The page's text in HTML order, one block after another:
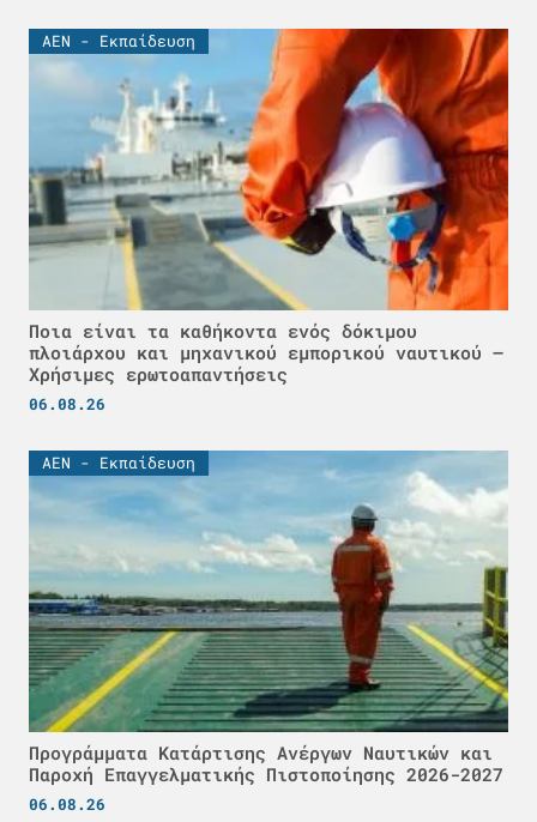
ΑΕΝ - Εκπαίδευση
Ποια είναι τα καθήκοντα ενός δόκιμου
πλοιάρχου και μηχανικού εμπορικού ναυτικού –
Χρήσιμες ερωτοαπαντήσεις
06.08.26
ΑΕΝ - Εκπαίδευση
Προγράμματα Κατάρτισης Ανέργων Ναυτικών και
Παροχή Επαγγελματικής Πιστοποίησης 2026-2027
06.08.26